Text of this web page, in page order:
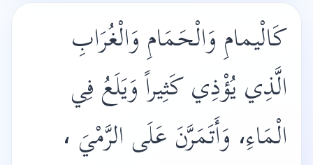
كَالْيمامِ وَالْحَمَامِ وَالْغُرَابِ
الَّذِي يُؤْذِي كَثِيراً وَيَلَعُ فِي
الْمَاءِ، وَأَتَمَرَّنَ عَلَى الرَّمْيَ ،